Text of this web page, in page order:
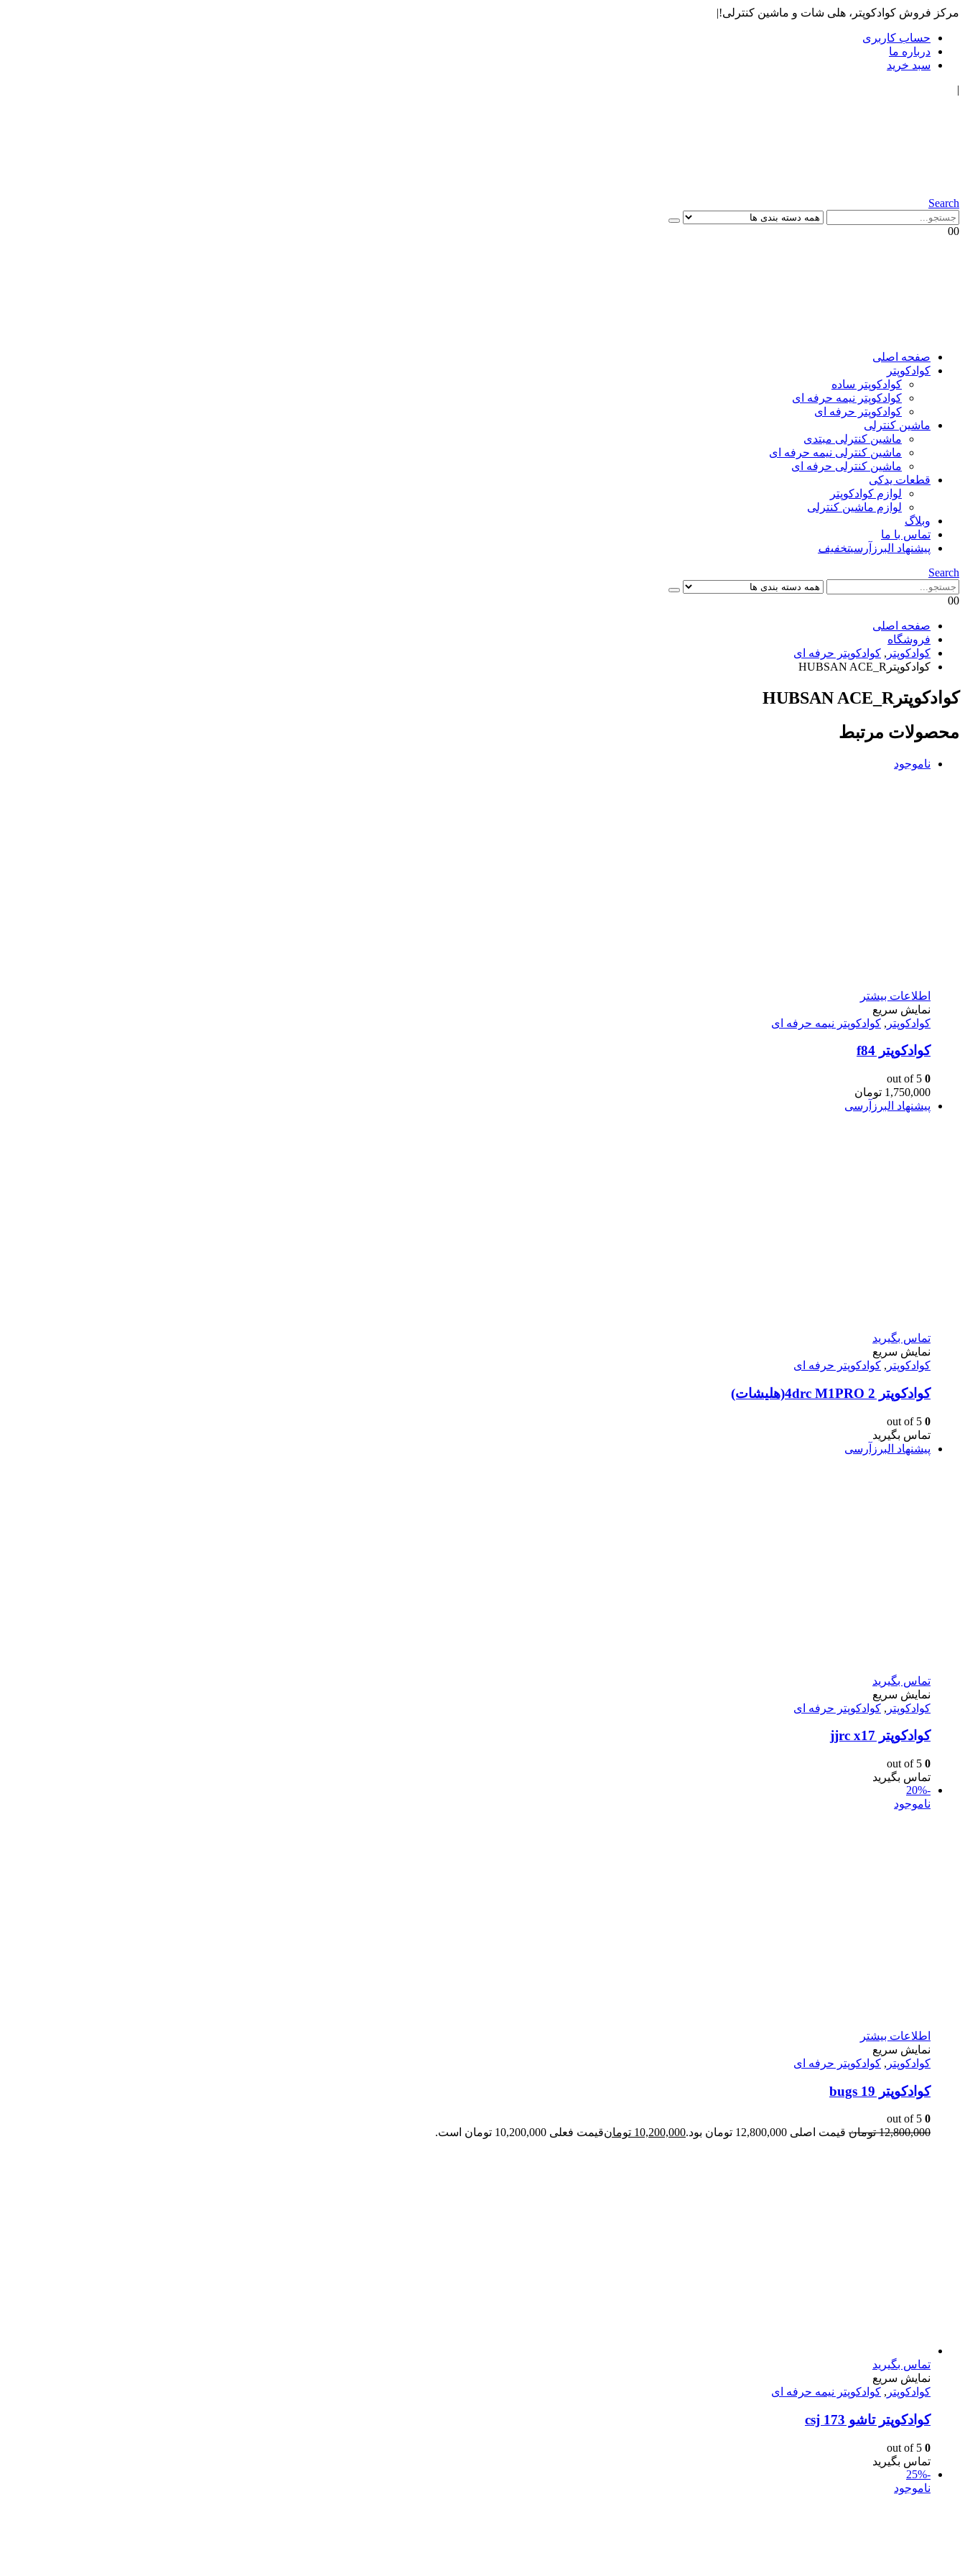
مرکز فروش کوادکوپتر، هلی شات و ماشین کنترلی!|
حساب کاربری
درباره ما
سبد خرید
|
Search
00
صفحه اصلی
کوادکوپتر
کوادکوپتر ساده
کوادکوپتر نیمه حرفه ای
کوادکوپتر حرفه ای
ماشین کنترلی
ماشین کنترلی مبتدی
ماشین کنترلی نیمه حرفه ای
ماشین کنترلی حرفه ای
قطعات یدکی
لوازم کوادکوپتر
لوازم ماشین کنترلی
وبلاگ
تماس با ما
پیشنهاد البرزآرسیتخفیف
Search
00
صفحه اصلی
فروشگاه
کوادکوپتر , کوادکوپتر حرفه ای
کوادکوپترHUBSAN ACE_R
کوادکوپترHUBSAN ACE_R
محصولات مرتبط
ناموجود
اطلاعات بیشتر
نمایش سریع
کوادکوپتر , کوادکوپتر نیمه حرفه ای
كوادكوپتر f84
0
1,750,000 تومان
پیشنهاد البرزآرسی
تماس بگیرید
نمایش سریع
کوادکوپتر , کوادکوپتر حرفه ای
کوادکوپتر 4drc M1PRO 2(هلیشات)
0
تماس بگیرید
پیشنهاد البرزآرسی
تماس بگیرید
نمایش سریع
کوادکوپتر , کوادکوپتر حرفه ای
كوادكوپتر jjrc x17
0
تماس بگیرید
-20%
ناموجود
اطلاعات بیشتر
نمایش سریع
کوادکوپتر , کوادکوپتر حرفه ای
کوادکوپتر bugs 19
0
12,800,000 تومان قیمت اصلی 12,800,000 تومان بود. 10,200,000 تومانقیمت فعلی 10,200,000 تومان است.
تماس بگیرید
نمایش سریع
کوادکوپتر , کوادکوپتر نیمه حرفه ای
کوادکوپتر تاشو csj 173
0
تماس بگیرید
-25%
ناموجود